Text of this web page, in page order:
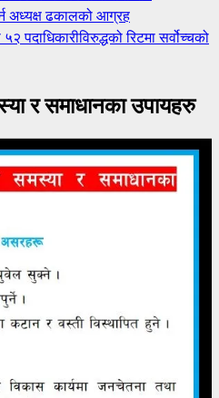
अध्यक्ष ढकालको आग्रह
रिटमा सर्वोच्चको
र समाधानका उपायहरु